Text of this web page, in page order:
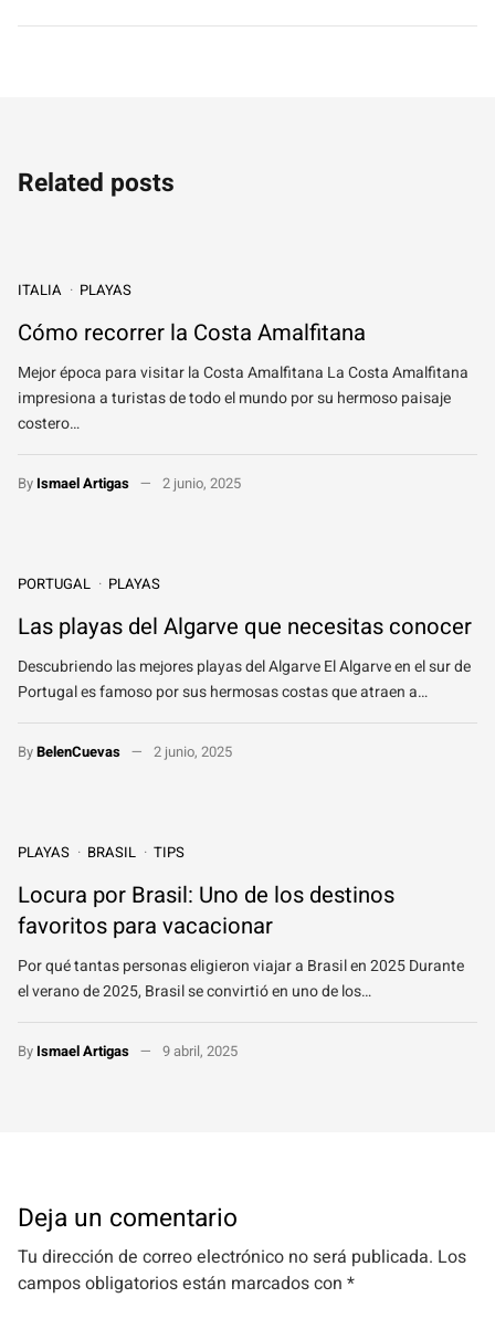
Related posts
ITALIA PLAYAS
Cómo recorrer la Costa Amalfitana
Mejor época para visitar la Costa Amalfitana La Costa Amalfitana
impresiona a turistas de todo el mundo por su hermoso paisaje
costero…
By Ismael Artigas 2 junio, 2025
PORTUGAL PLAYAS
Las playas del Algarve que necesitas conocer
Descubriendo las mejores playas del Algarve El Algarve en el sur de
Portugal es famoso por sus hermosas costas que atraen a…
ByBelenCuevas 2 junio, 2025
PLAYAS BRASIL TIPS
Locura por Brasil: Uno de los destinos
favoritos para vacacionar
Por qué tantas personas eligieron viajar a Brasil en 2025 Durante
el verano de 2025, Brasil se convirtió en uno de los…
By Ismael Artigas 9 abril, 2025
Deja un comentario
Tu dirección de correo electrónico no será publicada. Los
campos obligatorios están marcados con *